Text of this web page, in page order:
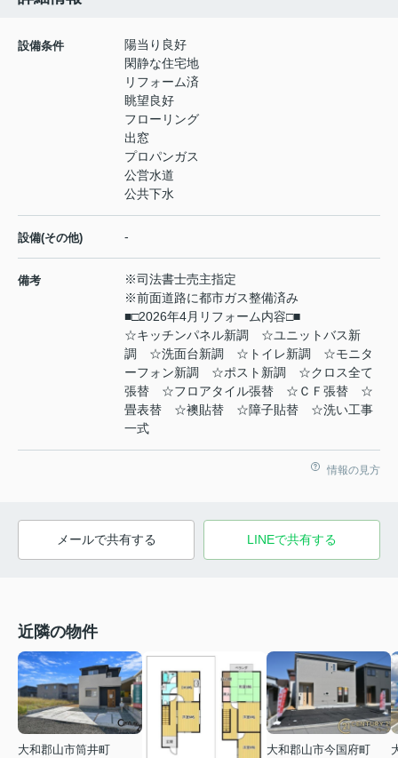
設備条件
陽当り良好
閑静な住宅地
リフォーム済
眺望良好
フローリング
出窓
プロパンガス
公営水道
公共下水
設備(その他) -
備考
※司法書士売主指定
※前面道路に都市ガス整備済み
■□2026年4月リフォーム内容□■
☆キッチンパネル新調 ☆ユニットバス新
調 ☆洗面台新調 ☆トイレ新調 ☆モニタ
ーフォン新調 ☆ポスト新調 ☆クロス全て
張替 ☆フロアタイル張替 ☆ＣＦ張替 ☆
畳表替 ☆襖貼替 ☆障子貼替 ☆洗い工事
一式
情報の見方
メールで共有する LINEで共有する
近隣の物件
大和郡山市筒井町
大和郡山市今国府町